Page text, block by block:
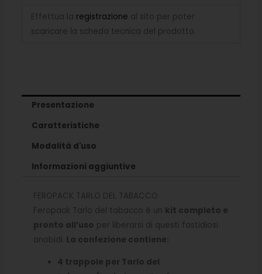
Effettua la registrazione al sito per poter
scaricare la scheda tecnica del prodotto.
Presentazione
Caratteristiche
Modalità d'uso
Informazioni aggiuntive
FEROPACK TARLO DEL TABACCO
Feropack Tarlo del tabacco è un kit completo e
pronto all’uso per liberarsi di questi fastidiosi
anobidi. La confezione contiene:
4 trappole per Tarlo del